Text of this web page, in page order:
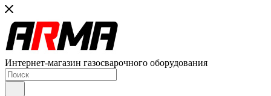
Интернет-магазин газосварочного оборудования